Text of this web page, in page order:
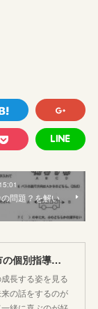
問題？を解い
「第二の家」ブログ｜藤沢市の個別指導塾のお話
長する姿を見る
の話をするのが